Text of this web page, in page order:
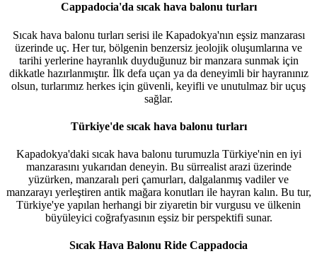
Cappadocia'da sıcak hava balonu turları
Sıcak hava balonu turları serisi ile Kapadokya'nın eşsiz manzarası
üzerinde uç. Her tur, bölgenin benzersiz jeolojik oluşumlarına ve
tarihi yerlerine hayranlık duyduğunuz bir manzara sunmak için
dikkatle hazırlanmıştır. İlk defa uçan ya da deneyimli bir hayranınız
olsun, turlarımız herkes için güvenli, keyifli ve unutulmaz bir uçuş
sağlar.
Türkiye'de sıcak hava balonu turları
Kapadokya'daki sıcak hava balonu turumuzla Türkiye'nin en iyi
manzarasını yukarıdan deneyin. Bu sürrealist arazi üzerinde
yüzürken, manzaralı peri çamurları, dalgalanmış vadiler ve
manzarayı yerleştiren antik mağara konutları ile hayran kalın. Bu tur,
Türkiye'ye yapılan herhangi bir ziyaretin bir vurgusu ve ülkenin
büyüleyici coğrafyasının eşsiz bir perspektifi sunar.
Sıcak Hava Balonu Ride Cappadocia